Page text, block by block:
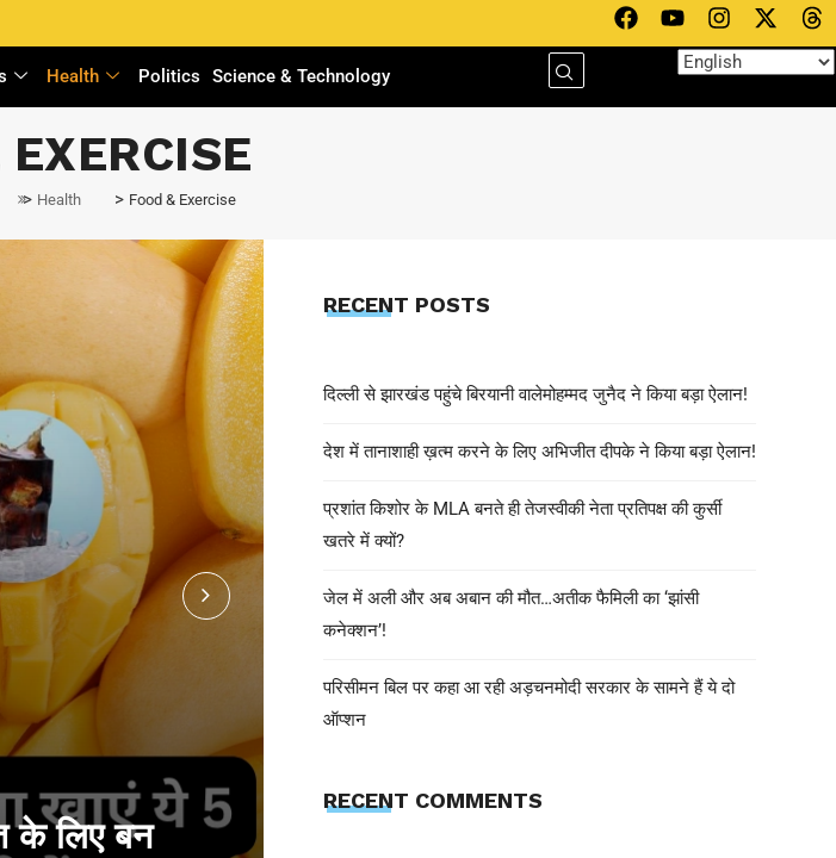
Health Politics Science & Technology
> Health > Food & Exercise
के लिए बन
RECENT POSTS
दिल्ली से झारखंड पहुंचे बिरयानी वालेमोहम्मद जुनैद ने किया बड़ा ऐलान!
देश में तानाशाही ख़त्म करने के लिए अभिजीत दीपके ने किया बड़ा ऐलान!
प्रशांत किशोर के MLA बनते ही तेजस्वीकी नेता प्रतिपक्ष की कुर्सी
खतरे में क्यों?
जेल में अली और अब अबान की मौत…अतीक फैमिली का ‘झांसी
कनेक्शन’!
परिसीमन बिल पर कहा आ रही अड़चनमोदी सरकार के सामने हैं ये दो
ऑप्शन
RECENT COMMENTS